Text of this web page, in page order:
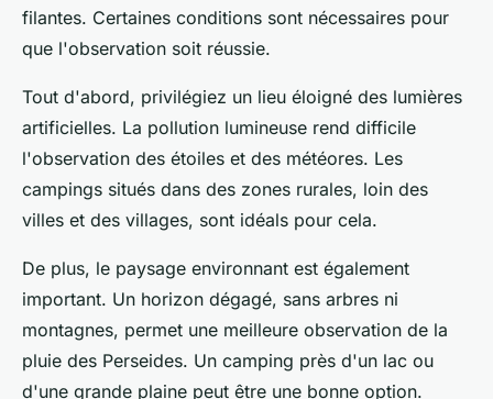
filantes. Certaines conditions sont nécessaires pour
que l'observation soit réussie.
Tout d'abord, privilégiez un lieu éloigné des lumières
artificielles. La pollution lumineuse rend difficile
l'observation des étoiles et des météores. Les
campings situés dans des zones rurales, loin des
villes et des villages, sont idéals pour cela.
De plus, le paysage environnant est également
important. Un horizon dégagé, sans arbres ni
montagnes, permet une meilleure observation de la
pluie des Perseides. Un camping près d'un lac ou
d'une grande plaine peut être une bonne option.